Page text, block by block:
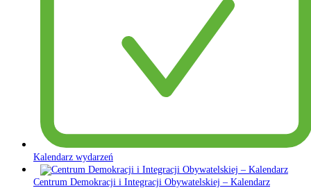
Kalendarz wydarzeń
Centrum Demokracji i Integracji Obywatelskiej – Kalendarz